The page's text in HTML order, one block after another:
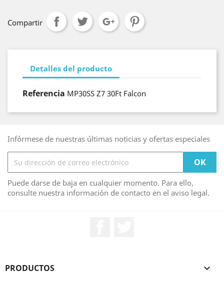
Compartir
Detalles del producto
Referencia MP30SS Z7 30Ft Falcon
Infórmese de nuestras últimas noticias y ofertas especiales
Puede darse de baja en cualquier momento. Para ello,
consulte nuestra información de contacto en el aviso legal.
PRODUCTOS 